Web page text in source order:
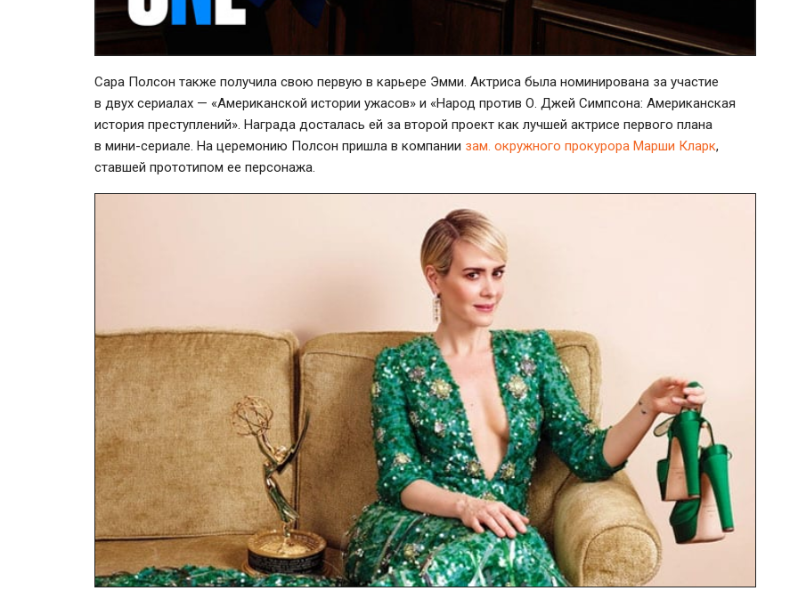
Сара Полсон также получила свою первую в карьере Эмми. Актриса была номинирована за участие
в двух сериалах — «Американской истории ужасов» и «Народ против О. Джей Симпсона: Американская
история преступлений». Награда досталась ей за второй проект как лучшей актрисе первого плана
в мини-сериале. На церемонию Полсон пришла в компании зам. окружного прокурора Марши Кларк,
ставшей прототипом ее персонажа.